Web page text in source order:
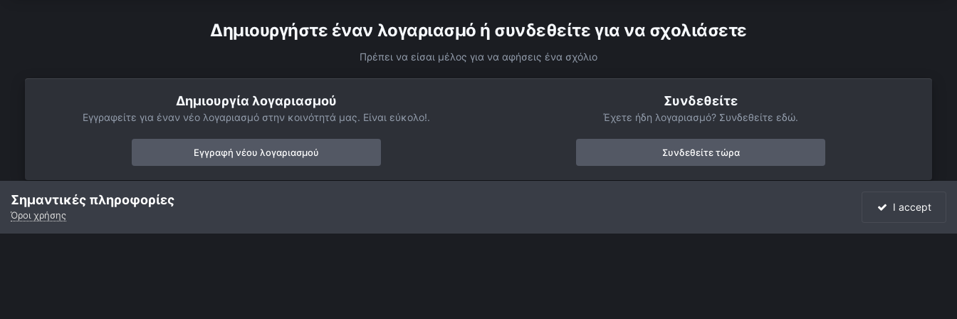
Δημιουργήστε έναν λογαριασμό ή συνδεθείτε για να σχολιάσετε
Πρέπει να είσαι μέλος για να αφήσεις ένα σχόλιο
Δημιουργία λογαριασμού
Εγγραφείτε για έναν νέο λογαριασμό στην κοινότητά μας. Είναι εύκολο!.
Εγγραφή νέου λογαριασμού
Συνδεθείτε
Έχετε ήδη λογαριασμό? Συνδεθείτε εδώ.
Συνδεθείτε τώρα
Αρχή
Σημαντικές πληροφορίες
Όροι χρήσης
I accept